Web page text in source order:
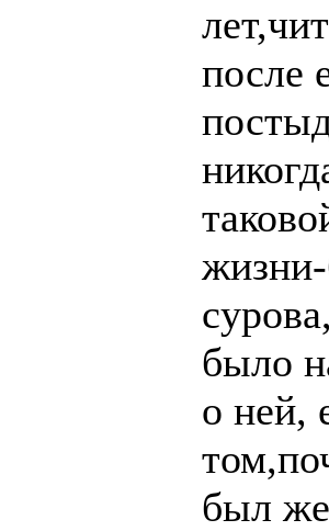
после
было
о ней,
был